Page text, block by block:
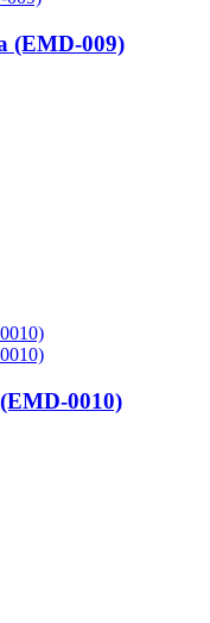
(EMD-009)
0010)